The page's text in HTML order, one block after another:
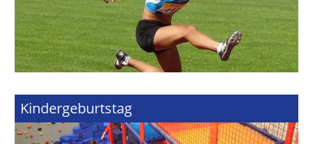
Kindergeburtstag